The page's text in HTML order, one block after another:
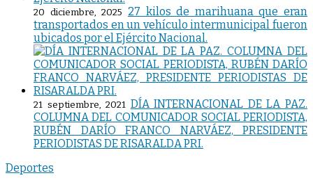
20 diciembre, 2025
27 kilos de marihuana que eran
transportados en un vehículo intermunicipal fueron
ubicados por el Ejército Nacional.
21 septiembre, 2021 DÍA INTERNACIONAL DE LA PAZ.
COLUMNA DEL COMUNICADOR SOCIAL PERIODISTA,
RUBÉN DARÍO FRANCO NARVÁEZ, PRESIDENTE
PERIODISTAS DE RISARALDA PRI.
Deportes